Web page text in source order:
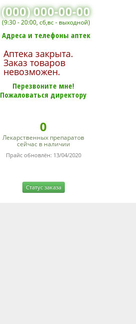
(000) 000-00-00
(9:30 - 20:00, сб,вс - выходной)
Адреса и телефоны аптек
Аптека закрыта.
Заказ товаров
невозможен.
Перезвоните мне!
Пожаловаться директору
0
Лекарственных препаратов
сейчас в наличии
Прайс обновлён: 13/04/2020
Статус заказа